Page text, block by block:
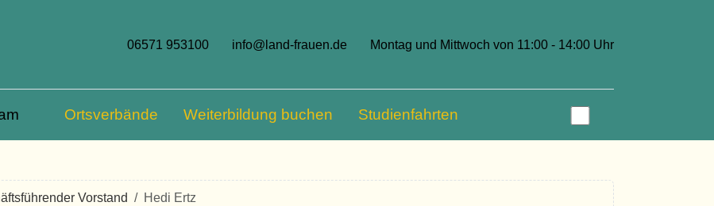
06571 953100 info@land-frauen.de Montag und Mittwoch von 11:00 - 14:00 Uhr
Ortsverbände Weiterbildung buchen Studienfahrten
Vorstand Hedi Ertz